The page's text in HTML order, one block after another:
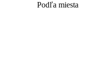
Podľa miesta